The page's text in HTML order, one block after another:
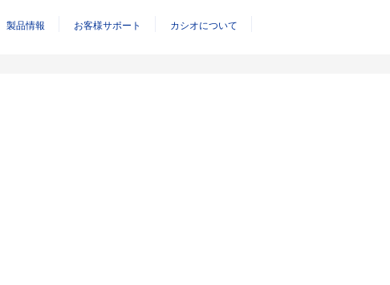
製品情報 お客様サポート カシオについて